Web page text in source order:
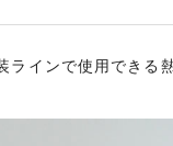
ラインで使用できる